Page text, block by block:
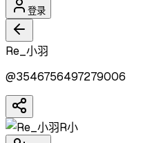
登录
Re_小羽
@3546756497279006
R小